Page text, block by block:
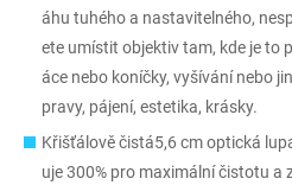
áhu tuhého a nastavitelného,
ete umístit objektiv tam, kde je to
áce nebo koníčky, vyšívání nebo
pravy, pájení, estetika, krásky.
Křišťálově čistá5,6 cm optická
uje 300% pro maximální čistotu a